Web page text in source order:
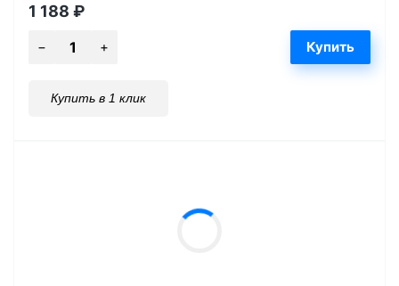
1 188 ₽
Купить в 1 клик